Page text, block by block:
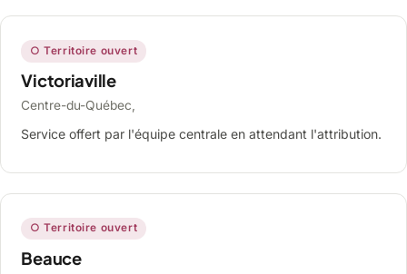
○ Territoire ouvert
Victoriaville
Centre-du-Québec,
Service offert par l'équipe centrale en attendant l'attribution.
○ Territoire ouvert
Beauce